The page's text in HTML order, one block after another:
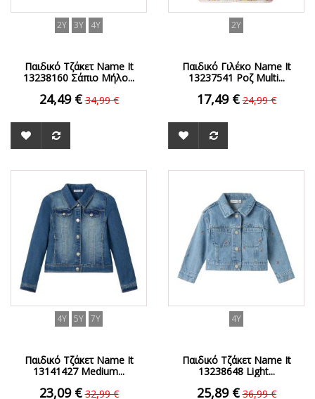
2Y 3Y 4Y
Παιδικό Τζάκετ Name It
13238160 Σάπιο Μήλο...
24,49 € 34,99 €
2Y
Παιδικό Γιλέκο Name It
13237541 Ροζ Multi...
17,49 € 24,99 €
4Y 5Y 7Y
Παιδικό Τζάκετ Name It
13141427 Medium...
23,09 € 32,99 €
4Y
Παιδικό Τζάκετ Name It
13238648 Light...
25,89 € 36,99 €